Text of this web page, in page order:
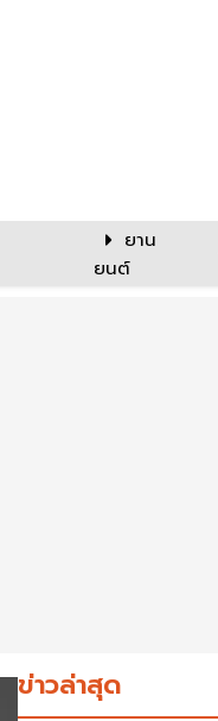
ยาน
ยนต์
ข่าวล่าสุด